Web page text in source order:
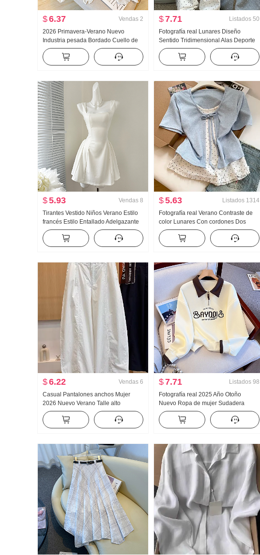
$6.37 Vendas 2
2026 Primavera-Verano Nuevo
Industria pesada Bordado Cuello de
muñeca Camisa para mujer Estilo
francés Retro Protección solar
Cárdigan
$7.71 Listados 50
Fotografía real Lunares Diseño
Sentido Tridimensional Alas Deporte
Wei Pantalones Mujer Nuevo Luz Asia
Viento Holgado Recto Adelgazante
Pantalones casuales
$5.93 Vendas 8
Tirantes Vestido Niños Verano Estilo
francés Estilo Entallado Adelgazante
Vestido sin mangas Minifalda
$5.63 Listados 1314
Fotografía real Verano Contraste de
color Lunares Con cordones Dos
piezas falsas Manga corta Camiseta
Mujer Verano Nuevo Estilo dulce
Nicho Top
$6.22 Vendas 6
Casual Pantalones anchos Mujer
2026 Nuevo Verano Talle alto
Adelgazante Talla grande Petite
Sencillo Holgado Nueve puntos
Machete Pantalones
$7.71 Listados 98
Fotografía real 2025 Año Otoño
Nuevo Ropa de mujer Sudadera
Reducción de edad Mitad Cremallera
Moda Cuello polo Casual Versátil
Adelgazante